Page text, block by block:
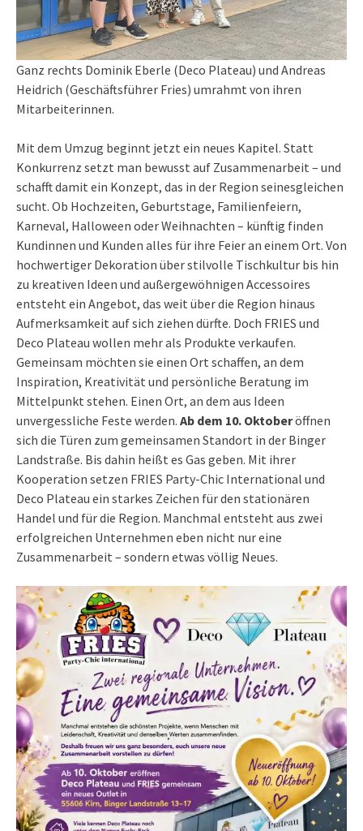
Ganz rechts Dominik Eberle (Deco Plateau) und Andreas
Heidrich (Geschäftsführer Fries) umrahmt von ihren
Mitarbeiterinnen.
Mit dem Umzug beginnt jetzt ein neues Kapitel. Statt
Konkurrenz setzt man bewusst auf Zusammenarbeit – und
schafft damit ein Konzept, das in der Region seinesgleichen
sucht. Ob Hochzeiten, Geburtstage, Familienfeiern,
Karneval, Halloween oder Weihnachten – künftig finden
Kundinnen und Kunden alles für ihre Feier an einem Ort. Von
hochwertiger Dekoration über stilvolle Tischkultur bis hin
zu kreativen Ideen und außergewöhnigen Accessoires
entsteht ein Angebot, das weit über die Region hinaus
Aufmerksamkeit auf sich ziehen dürfte. Doch FRIES und
Deco Plateau wollen mehr als Produkte verkaufen.
Gemeinsam möchten sie einen Ort schaffen, an dem
Inspiration, Kreativität und persönliche Beratung im
Mittelpunkt stehen. Einen Ort, an dem aus Ideen
unvergessliche Feste werden. Ab dem 10. Oktoberöffnen
sich die Türen zum gemeinsamen Standort in der Binger
Landstraße. Bis dahin heißt es Gas geben. Mit ihrer
Kooperation setzen FRIES Party-Chic International und
Deco Plateau ein starkes Zeichen für den stationären
Handel und für die Region. Manchmal entsteht aus zwei
erfolgreichen Unternehmen eben nicht nur eine
Zusammenarbeit – sondern etwas völlig Neues.